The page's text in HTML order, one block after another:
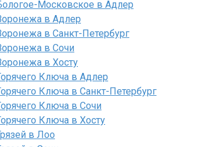
Московское в Адлер
в Адлер
в Санкт-Петербург
в Сочи
в Хосту
Ключа в Адлер
Ключа в Санкт-Петербург
Ключа в Сочи
Ключа в Хосту
в Лоо